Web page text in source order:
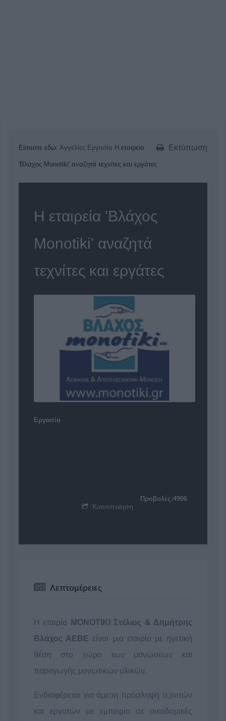
Εκτύπωση
Είσαστε εδώ: Αγγελίες Εργασία Η εταιρεία
'Βλάχος Monotiki' αναζητά τεχνίτες και εργάτες
Η εταιρεία 'Βλάχος
Monotiki' αναζητά
τεχνίτες και εργάτες
Εργασία
Προβολές:4906
Κοινοποίηση
Λεπτομέρειες
Η εταιρία
ΜΟΝΟΤΙΚΙ Στέλιος & Δημήτρης
Βλάχος ΑΕΒΕ είναι μια εταιρία με ηγετική
θέση στο χώρο των μονώσεων και
παραγωγής μονωτικών υλικών.
Ενδιαφέρεται για άμεση πρόσληψη τεχνιτών
και εργατών με εμπειρία σε οικοδομικές